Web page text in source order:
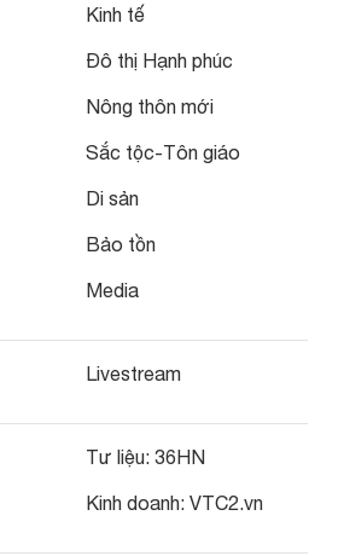
Kinh tế
Đô thị Hạnh phúc
Nông thôn mới
Sắc tộc-Tôn giáo
Di sản
Bảo tồn
Media
Livestream
Tư liệu: 36HN
Kinh doanh: VTC2.vn